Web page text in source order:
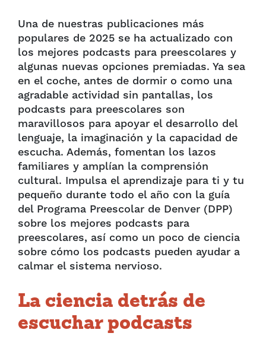
Una de nuestras publicaciones más
populares de 2025 se ha actualizado con
los mejores podcasts para preescolares y
algunas nuevas opciones premiadas. Ya sea
en el coche, antes de dormir o como una
agradable actividad sin pantallas, los
podcasts para preescolares son
maravillosos para apoyar el desarrollo del
lenguaje, la imaginación y la capacidad de
escucha. Además, fomentan los lazos
familiares y amplían la comprensión
cultural. Impulsa el aprendizaje para ti y tu
pequeño durante todo el año con la guía
del Programa Preescolar de Denver (DPP)
sobre los mejores podcasts para
preescolares, así como un poco de ciencia
sobre cómo los podcasts pueden ayudar a
calmar el sistema nervioso.
La ciencia detrás de
escuchar podcasts